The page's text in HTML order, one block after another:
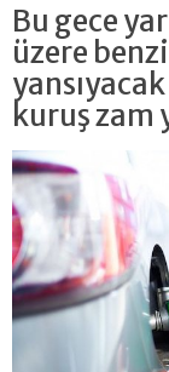
Bu gece
üzere
kuruş zam